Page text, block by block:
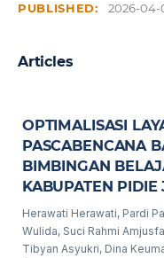
PUBLISHED: 2026-04-
Articles
OPTIMALISASI
PASCABENCANA
BIMBINGAN
KABUPATEN PIDIE
Herawati Herawati, Pardi
Wulida, Suci Rahmi
Tibyan Asyukri, Dina